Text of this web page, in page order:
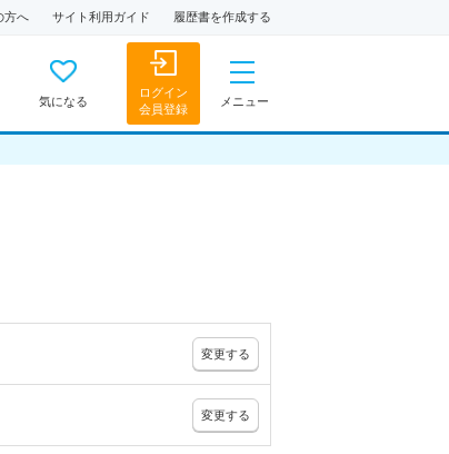
方へ サイト利用ガイド 履歴書を作成する
気になる
ログイン
会員登録
メニュー
変更する
変更する